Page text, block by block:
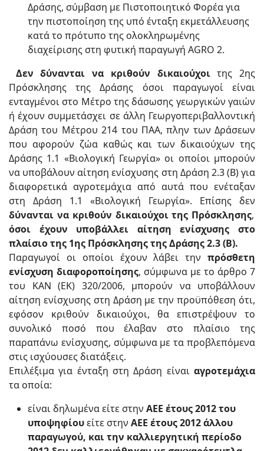
Δράσης, σύμβαση με Πιστοποιητικό Φορέα για
την πιστοποίηση της υπό ένταξη εκμετάλλευσης
κατά το πρότυπο της ολοκληρωμένης
διαχείρισης στη φυτική παραγωγή AGRO 2.
Δεν δύνανται να κριθούν δικαιούχοιτης 2ης
Πρόσκλησης της Δράσης όσοι παραγωγοί είναι
ενταγμένοι στο Μέτρο της δάσωσης γεωργικών γαιών
ή έχουν συμμετάσχει σε άλλη Γεωργοπεριβαλλοντική
Δράση του Μέτρου 214 του ΠΑΑ, πλην των Δράσεων
που αφορούν ζώα καθώς και των δικαιούχων της
Δράσης 1.1 «Βιολογική Γεωργία» οι οποίοι μπορούν
να υποβάλουν αίτηση ενίσχυσης στη Δράση 2.3 (Β) για
διαφορετικά αγροτεμάχια από αυτά που ενέταξαν
στη Δράση 1.1 «Βιολογική Γεωργία». Επίσης δεν
δύνανται να κριθούν δικαιούχοι της Πρόσκλησης,
όσοι έχουν υποβάλλει αίτηση ενίσχυσης στο
πλαίσιο της 1ης Πρόσκλησης της Δράσης 2.3 (Β).
Παραγωγοί οι οποίοι έχουν λάβει την πρόσθετη
ενίσχυση διαφοροποίησης, σύμφωνα με το άρθρο 7
του ΚΑΝ (ΕΚ) 320/2006, μπορούν να υποβάλλουν
αίτηση ενίσχυσης στη Δράση με την προϋπόθεση ότι,
εφόσον κριθούν δικαιούχοι, θα επιστρέψουν το
συνολικό ποσό που έλαβαν στο πλαίσιο της
παραπάνω ενίσχυσης, σύμφωνα με τα προβλεπόμενα
στις ισχύουσες διατάξεις.
Επιλέξιμα για ένταξη στη Δράση είναιαγροτεμάχια
τα οποία:
είναι δηλωμένα είτε στην ΑΕΕ έτους 2012 του
υποψηφίουείτε στην ΑΕΕ έτους 2012 άλλου
παραγωγού, και την καλλιεργητική περίοδο